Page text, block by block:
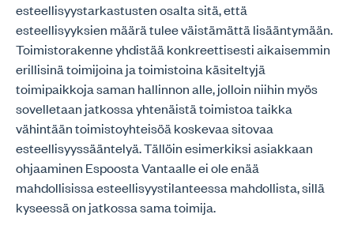
esteellisyystarkastusten osalta sitä, että
esteellisyyksien määrä tulee väistämättä lisääntymään.
Toimistorakenne yhdistää konkreettisesti aikaisemmin
erillisinä toimijoina ja toimistoina käsiteltyjä
toimipaikkoja saman hallinnon alle, jolloin niihin myös
sovelletaan jatkossa yhtenäistä toimistoa taikka
vähintään toimistoyhteisöä koskevaa sitovaa
esteellisyyssääntelyä. Tällöin esimerkiksi asiakkaan
ohjaaminen Espoosta Vantaalle ei ole enää
mahdollisissa esteellisyystilanteessa mahdollista, sillä
kyseessä on jatkossa sama toimija.